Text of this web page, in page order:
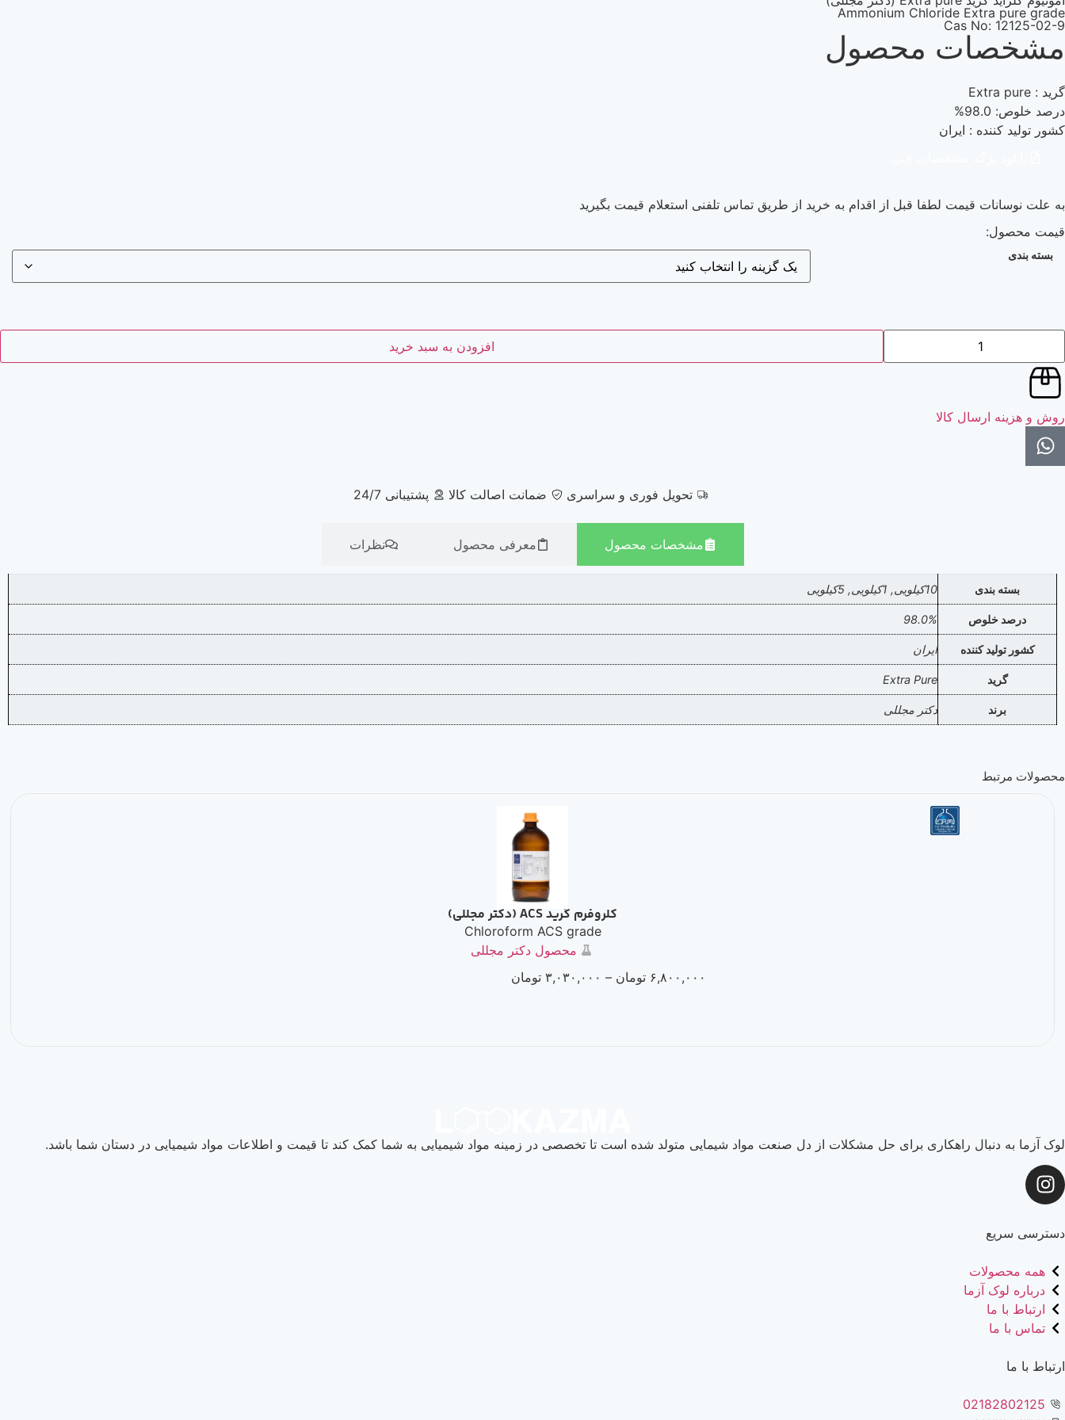
Ammonium Chloride Extra pure grade
Cas No: 12125-02-9
مشخصات محصول
گرید : Extra pure
درصد خلوص: 98.0%
کشور تولید کننده : ایران
به علت نوسانات قیمت لطفا قبل از اقدام به خرید از طریق تماس تلفنی استعلام قیمت بگیرید
قیمت محصول:
بسته بندی
افزودن به سبد خرید
روش و هزینه ارسال کالا
تحویل فوری و سراسری ضمانت اصالت کالا پشتیبانی 24/7
مشخصات محصول معرفی محصول نظرات
بسته بندی 10کیلویی, 1کیلویی, 5کیلویی
درصد خلوص 98.0%
کشور تولید کننده ایران
گرید Extra Pure
برند دکتر مجللی
محصولات مرتبط
کلروفرم گرید ACS (دکتر مجللی)
Chloroform ACS grade
محصول دکتر مجللی
۶,۸۰۰,۰۰۰ تومان – ۳,۰۳۰,۰۰۰ تومان
لوک آزما به دنبال راهکاری برای حل مشکلات از دل صنعت مواد شیمایی متولد شده است تا تخصصی در زمینه مواد شیمیایی به شما کمک کند تا قیمت و اطلاعات مواد شیمیایی در دستان شما باشد.
دسترسی سریع
همه محصولات
درباره لوک آزما
ارتباط با ما
تماس با ما
ارتباط با ما
02182802125